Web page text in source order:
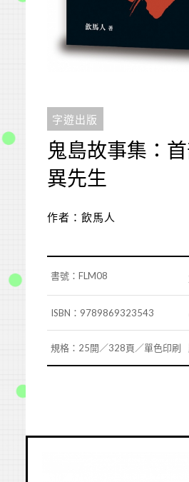
字遊出版
鬼島故事集：
異先生
作者：飲馬人
書號：FLM08
ISBN：9789869323543
規格：25開／328頁／單色印刷